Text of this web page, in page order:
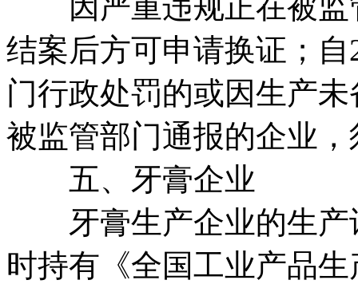
因严重违规正在被监
结案后方可申请换证；
门行政处罚的或因生产
被监管部门通报的企业
五、牙膏企业
牙膏生产企业的生产
时持有《全国工业产品